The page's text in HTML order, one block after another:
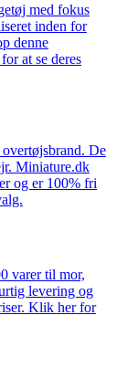
med fokus
inden for
denne
at se deres
De
Miniature.dk
og er 100% fri
varer til mor,
levering og
Klik her for